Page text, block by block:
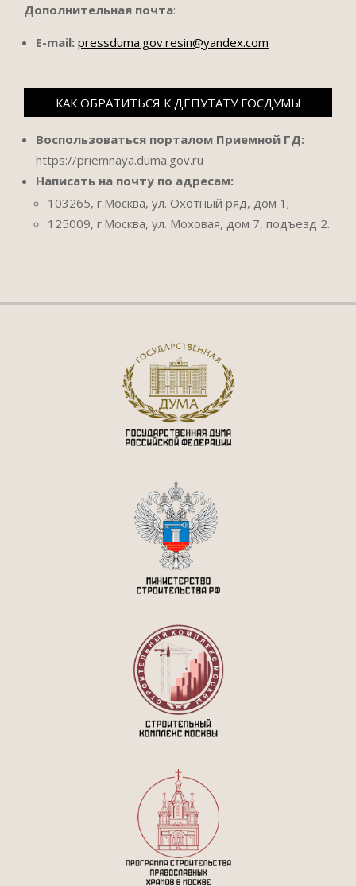
Дополнительная почта:
E-mail: pressduma.gov.resin@yandex.com
КАК ОБРАТИТЬСЯ К ДЕПУТАТУ ГОСДУМЫ
Воспользоваться порталом Приемной ГД:
https://priemnaya.duma.gov.ru
Написать на почту по адресам:
103265, г.Москва, ул. Охотный ряд, дом 1;
125009, г.Москва, ул. Моховая, дом 7, подъезд 2.